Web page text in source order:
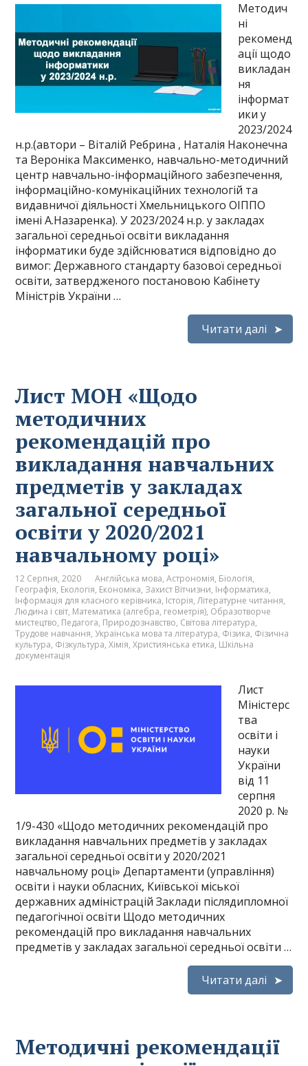
Методич
ні
рекоменд
ації щодо
викладан
ня
інформат
ики у
2023/2024
н.р.(автори – Віталій Ребрина , Наталія Наконечна
та Вероніка Максименко, навчально-методичний
центр навчально-інформаційного забезпечення,
інформаційно-комунікаційних технологій та
видавничої діяльності Хмельницького ОІППО
імені А.Назаренка). У 2023/2024 н.р. у закладах
загальної середньої освіти викладання
інформатики буде здійснюватися відповідно до
вимог: Державного стандарту базової середньої
освіти, затвердженого постановою Кабінету
Міністрів України …
Читати далі
Лист МОН «Щодо
методичних
рекомендацій про
викладання навчальних
предметів у закладах
загальної середньої
освіти у 2020/2021
навчальному році»
12 Серпня, 2020 Англійська мова,Астрономія, Біологія,
Географія, Екологія, Економіка, Захист Вітчизни, Інформатика,
Інформація для класного керівника, Історія,Літературне читання,
Людина і світ, Математика (алгебра, геометрія), Образотворче
мистецтво, Педагога, Природознавство, Світова література,
Трудове навчання, Українська мова та література, Фізика, Фізична
культура, Фізкультура,Хімія,Християнська етика, Шкільна
документація
Лист
Міністерс
тва
освіти і
науки
України
від 11
серпня
2020 р. №
1/9-430 «Щодо методичних рекомендацій про
викладання навчальних предметів у закладах
загальної середньої освіти у 2020/2021
навчальному році» Департаменти (управління)
освіти і науки обласних, Київської міської
державних адміністрацій Заклади післядипломної
педагогічної освіти Щодо методичних
рекомендацій про викладання навчальних
предметів у закладах загальної середньої освіти …
Читати далі
Методичні рекомендації